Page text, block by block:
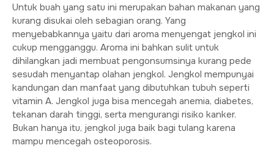
Untuk buah yang satu ini merupakan bahan makanan yang
kurang disukai oleh sebagian orang. Yang
menyebabkannya yaitu dari aroma menyengat jengkol ini
cukup mengganggu. Aroma ini bahkan sulit untuk
dihilangkan jadi membuat pengonsumsinya kurang pede
sesudah menyantap olahan jengkol. Jengkol mempunyai
kandungan dan manfaat yang dibutuhkan tubuh seperti
vitamin A. Jengkol juga bisa mencegah anemia, diabetes,
tekanan darah tinggi, serta mengurangi risiko kanker.
Bukan hanya itu, jengkol juga baik bagi tulang karena
mampu mencegah osteoporosis.